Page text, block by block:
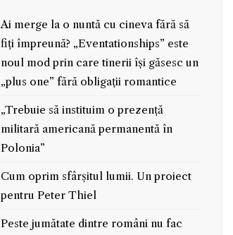
Ai merge la o nuntă cu cineva fără să
fiți împreună? „Eventationships” este
noul mod prin care tinerii își găsesc un
„plus one” fără obligații romantice
„Trebuie să instituim o prezență
militară americană permanentă în
Polonia”
Cum oprim sfârșitul lumii. Un proiect
pentru Peter Thiel
Peste jumătate dintre români nu fac